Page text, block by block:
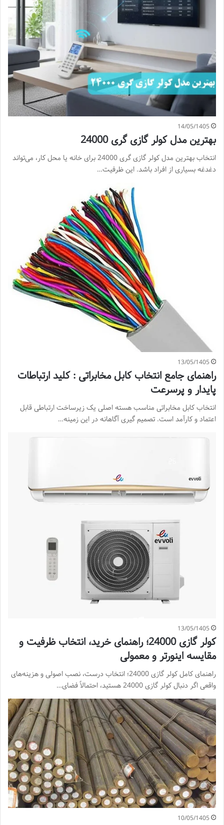
14/05/1405
بهترین مدل کولر گازی گری 24000
انتخاب بهترین مدل کولر گازی گری 24000 برای خانه یا محل کار، می‌تواند
دغدغه بسیاری از افراد باشد. این ظرفیت…
13/05/1405
راهنمای جامع انتخاب کابل مخابراتی : کلید ارتباطات
پایدار و پرسرعت
انتخاب کابل مخابراتی مناسب هسته اصلی یک زیرساخت ارتباطی قابل
اعتماد و کارآمد است. تصمیم گیری آگاهانه در این زمینه…
13/05/1405
کولر گازی 24000؛ راهنمای خرید، انتخاب ظرفیت و
مقایسه اینورتر و معمولی
راهنمای کامل کولر گازی 24000؛ انتخاب درست، نصب اصولی و هزینه‌های
واقعی اگر دنبال کولر گازی 24000 هستید، احتمالاً فضای…
10/05/1405